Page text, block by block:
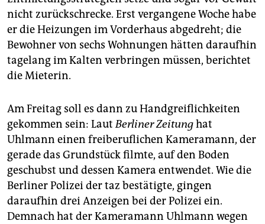
nicht zurückschrecke. Erst vergangene Woche habe
er die Heizungen im Vorderhaus abgedreht; die
Bewohner von sechs Wohnungen hätten daraufhin
tagelang im Kalten verbringen müssen, berichtet
die Mieterin.
Am Freitag soll es dann zu Handgreiflichkeiten
gekommen sein: LautBerliner Zeitunghat
Uhlmann einen freiberuflichen Kameramann, der
gerade das Grundstück filmte, auf den Boden
geschubst und dessen Kamera entwendet. Wie die
Berliner Polizei der taz bestätigte, gingen
daraufhin drei Anzeigen bei der Polizei ein.
Demnach hat der Kameramann Uhlmann wegen